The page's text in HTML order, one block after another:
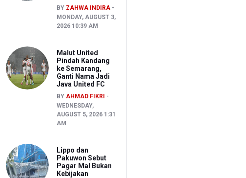
BY ZAHWA INDIRA
MONDAY, AUGUST 3,
2026 10:39 AM
Malut United
Pindah Kandang
ke Semarang,
Ganti Nama Jadi
Java United FC
BY AHMAD FIKRI
WEDNESDAY,
AUGUST 5, 2026 1:31
AM
Lippo dan
Pakuwon Sebut
Pagar Mal Bukan
Kebijakan